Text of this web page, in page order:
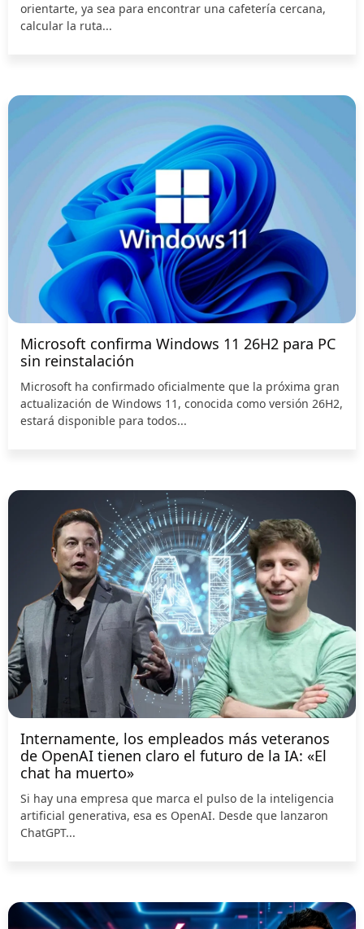
orientarte, ya sea para encontrar una cafetería cercana,
calcular la ruta...
Microsoft confirma Windows 11 26H2 para PC
sin reinstalación
Microsoft ha confirmado oficialmente que la próxima gran
actualización de Windows 11, conocida como versión 26H2,
estará disponible para todos...
Internamente, los empleados más veteranos
de OpenAI tienen claro el futuro de la IA: «El
chat ha muerto»
Si hay una empresa que marca el pulso de la inteligencia
artificial generativa, esa es OpenAI. Desde que lanzaron
ChatGPT...